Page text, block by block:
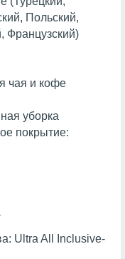
Польский,
Французский)
чая и кофе
уборка
покрытие:
Ultra All Inclusive-